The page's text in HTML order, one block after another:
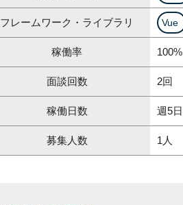
フレームワーク・ライブラリ Vue
稼働率 100%
面談回数 2回
稼働日数 週5日
募集人数 1人